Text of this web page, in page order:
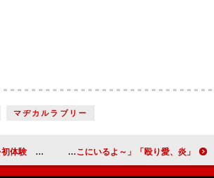
マヂカルラブリー
！ 何か今っぽい」 「殴り愛、炎」山崎育三郎が嫉妬心で完全崩壊 婚約者の浮気キス現場で「ここにいるよ～」